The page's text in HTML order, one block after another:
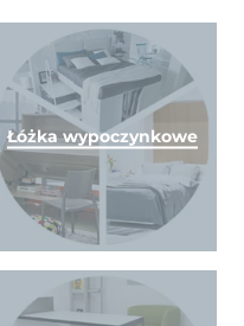
Łóżka wypoczynkowe